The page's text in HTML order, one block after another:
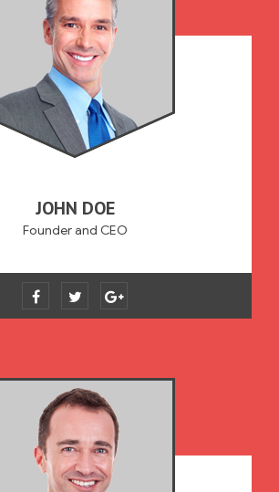
JOHN DOE
Founder and CEO